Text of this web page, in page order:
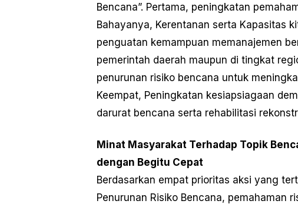
Bencana”. Pertama, peningkatan
Bahayanya, Kerentanan serta Kapasitas
penguatan kemampuan memanajemen
pemerintah daerah maupun di tingkat
penurunan risiko bencana untuk
Keempat, Peningkatan kesiapsiagaan
darurat bencana serta rehabilitasi
Minat Masyarakat Terhadap Topik
dengan Begitu Cepat
Berdasarkan empat prioritas aksi yang
Penurunan Risiko Bencana, pemahaman